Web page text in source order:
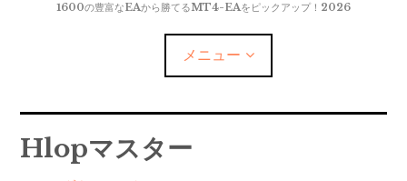
1600の豊富なEAから勝てるMT4-EAをピックアップ！2026
メニュー
MT4-EAﾀﾞｳﾝﾛｰﾄﾞ
MT5-EAﾀﾞｳﾝﾛｰﾄﾞ
Hlopマスター